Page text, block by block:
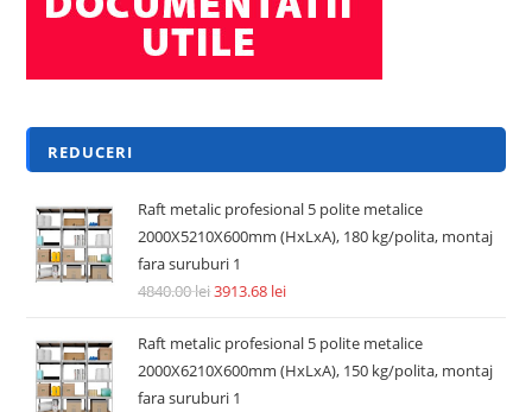
REDUCERI
Raft metalic profesional 5 polite metalice
2000X5210X600mm (HxLxA), 180 kg/polita, montaj
fara suruburi 1
4840.00lei3913.68 lei
Raft metalic profesional 5 polite metalice
2000X6210X600mm (HxLxA), 150 kg/polita, montaj
fara suruburi 1